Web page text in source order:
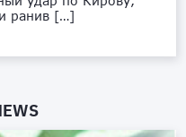
ранив […]